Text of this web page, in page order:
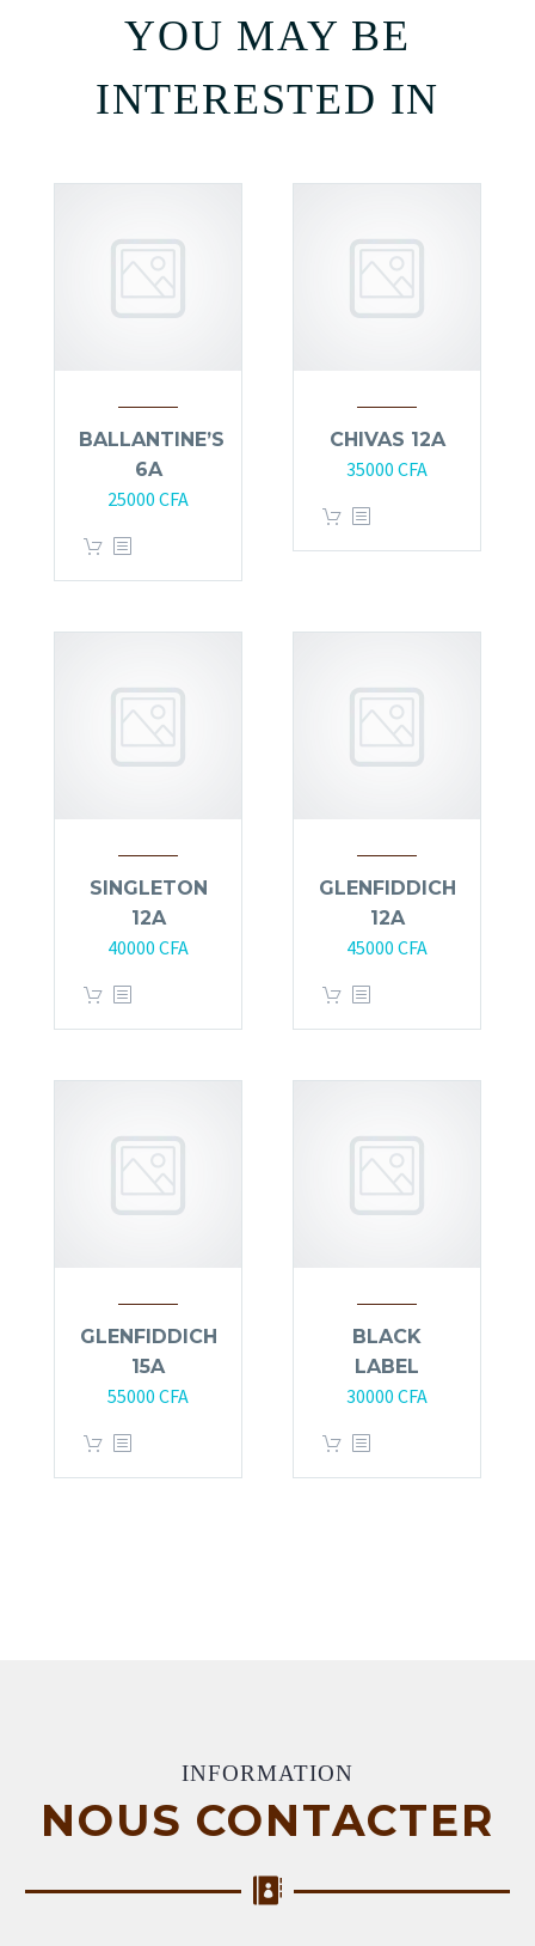
YOU MAY BE
INTERESTED IN
BALLANTINE’S
6A
25000 CFA
CHIVAS 12A
35000 CFA
SINGLETON
12A
40000 CFA
GLENFIDDICH
12A
45000 CFA
GLENFIDDICH
15A
55000 CFA
BLACK
LABEL
30000 CFA
INFORMATION
NOUS CONTACTER